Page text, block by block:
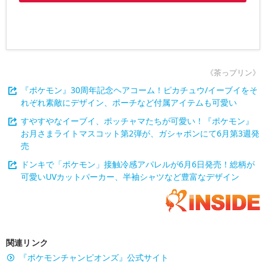
《茶っプリン》
『ポケモン』30周年記念ヘアコーム！ピカチュウ/イーブイをそ
れぞれ素敵にデザイン、ポーチなど付属アイテムも可愛い
すやすやなイーブイ、ポッチャマたちが可愛い！『ポケモン』
お月さまライトマスコット第2弾が、ガシャポンにて6月第3週発
売
ドンキで「ポケモン」接触冷感アパレルが6月6日発売！総柄が
可愛いUVカットパーカー、半袖シャツなど豊富なデザイン
関連リンク
『ポケモンチャンピオンズ』公式サイト